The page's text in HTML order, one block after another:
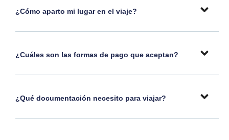
¿Cómo aparto mi lugar en el viaje?
¿Cuáles son las formas de pago que aceptan?
¿Qué documentación necesito para viajar?